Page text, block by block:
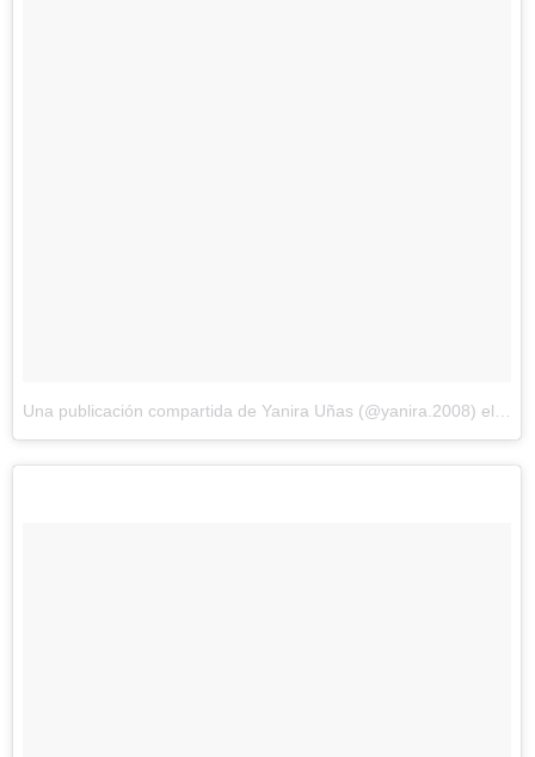
Una publicación compartida de Yanira Uñas (@yanira.2008) el